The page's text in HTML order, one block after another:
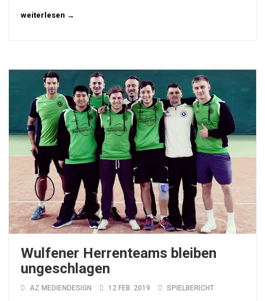
weiterlesen →
Wulfener Herrenteams bleiben
ungeschlagen
AZ MEDIENDESIGN 12 FEB. 2019 SPIELBERICHT